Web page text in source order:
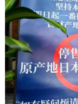
財經
文化
科學技術